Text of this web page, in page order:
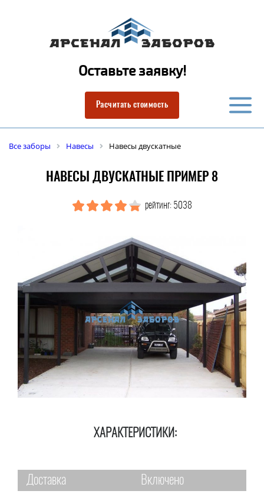
Оставьте заявку!
Расчитать стоимость
Все заборы Навесы Навесы двускатные
НАВЕСЫ ДВУСКАТНЫЕ ПРИМЕР 8
рейтинг: 5038
ХАРАКТЕРИСТИКИ:
Доставка
Включено